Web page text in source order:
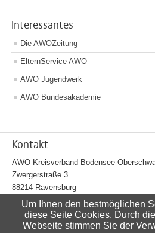
Interessantes
Die AWOZeitung
ElternService AWO
AWO Jugendwerk
AWO Bundesakademie
Kontakt
AWO Kreisverband Bodensee-
Zwergerstraße 3
88214 Ravensburg
Tel.:0751 355597-3
Fax:0751 355597-44
E-Mail:info@awo-ravensburg.de
Um Ihnen den bestmöglichen
diese Seite Cookies. Durch
Webseite stimmen Sie der